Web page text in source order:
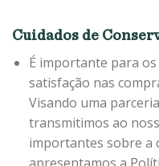
Cuidados de
É importante para
satisfação nas
Visando uma
transmitimos ao
importantes sobre a